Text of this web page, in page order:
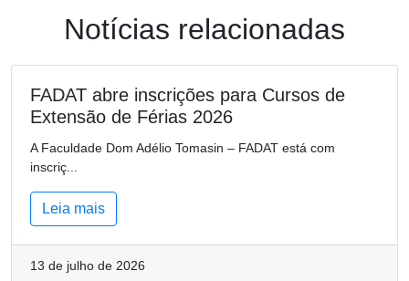
Notícias relacionadas
FADAT abre inscrições para Cursos de
Extensão de Férias 2026
A Faculdade Dom Adélio Tomasin – FADAT está com
inscriç...
Leia mais
13 de julho de 2026